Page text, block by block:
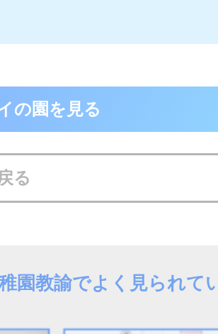
の園を見る
る
園教諭でよく見られて